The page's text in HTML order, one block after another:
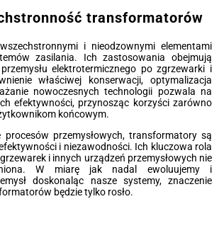
transformatorów
i nieodzownymi elementami
zasilania. Ich zastosowania obejmują
elektrotermicznego po zgrzewarki i
właściwej konserwacji, optymalizacja
nowoczesnych technologii pozwala na
efektywności, przynosząc korzyści zarówno
końcowym.
procesów przemysłowych, transformatory są
i niezawodności. Ich kluczowa rola
i innych urządzeń przemysłowych nie
W miarę jak nadal ewoluujemy i
doskonaląc nasze systemy, znaczenie
będzie tylko rosło.